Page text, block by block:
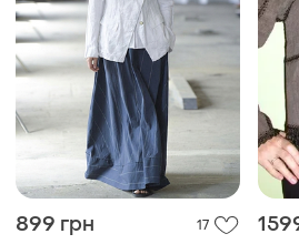
899 грн 17